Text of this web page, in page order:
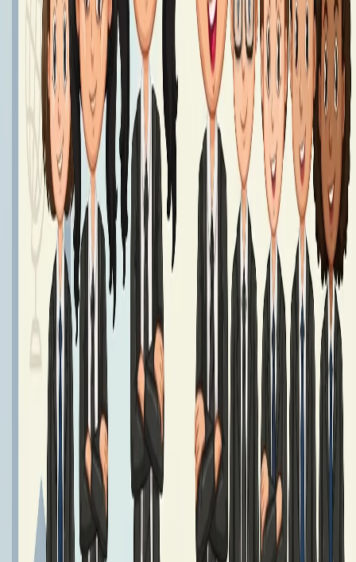
Podręczniki klasa 7 - Rok Szkolny 2026/2027
Podręczniki klasy 7
Czytaj dalej